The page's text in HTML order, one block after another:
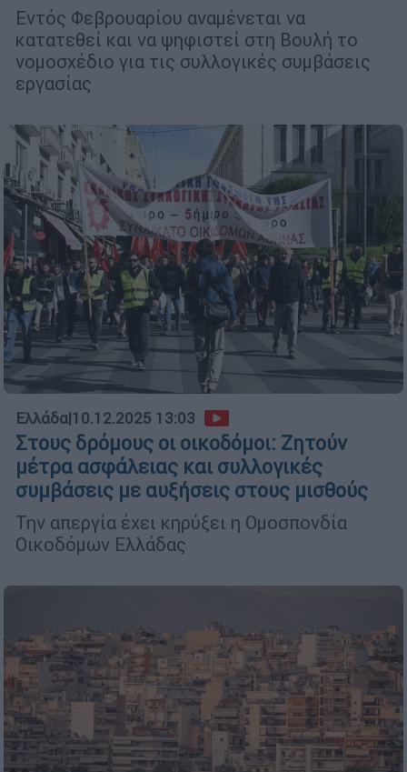
Εντός Φεβρουαρίου αναμένεται να
κατατεθεί και να ψηφιστεί στη Βουλή το
νομοσχέδιο για τις συλλογικές συμβάσεις
εργασίας
Ελλάδα|10.12.2025 13:03
Στους δρόμους οι οικοδόμοι: Ζητούν
μέτρα ασφάλειας και συλλογικές
συμβάσεις με αυξήσεις στους μισθούς
Την απεργία έχει κηρύξει η Ομοσπονδία
Οικοδόμων Ελλάδας